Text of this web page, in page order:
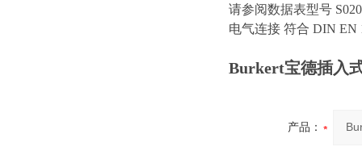
请参阅数据表型号
电气连接 符合 DIN EN
Burkert宝德插入
产品：